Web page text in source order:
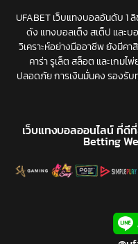
UFABET เว็บแทงบอลอันดับ 1
ดัง แทงบอลเต็ง สเต็ป และ
วิเคราะห์อย่างมืออาชีพ ยังมีคา
คาร่า รูเล็ต สล็อต และเกม
ปลอดภัย การเงินมั่นคง รองรั
เว็บแทงบอลออนไลน์ ที่ดี
Betting